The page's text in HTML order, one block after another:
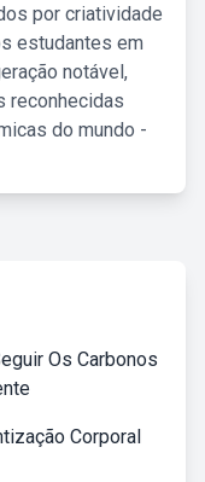
por criatividade
estudantes em
notável,
reconhecidas
do mundo -
Os Carbonos
Corporal